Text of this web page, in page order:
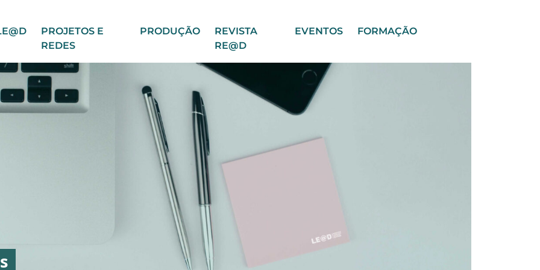
PROJETOS E
REDES
PRODUÇÃO
REVISTA
RE@D
EVENTOS FORMAÇÃO